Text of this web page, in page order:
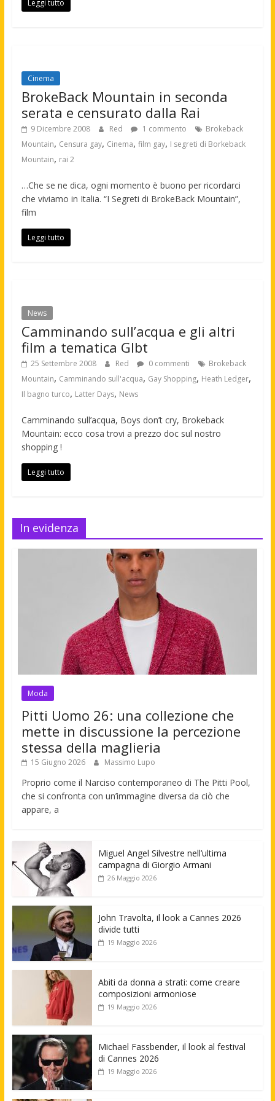
Leggi tutto
Cinema
BrokeBack Mountain in seconda
serata e censurato dalla Rai
9 Dicembre 2008 Red 1 commento
Brokeback
Mountain, Censura gay, Cinema, film gay, I segreti di Borkeback
Mountain, rai 2
…Che se ne dica, ogni momento è buono per ricordarci
che viviamo in Italia. “I Segreti di BrokeBack Mountain”,
film
Leggi tutto
News
Camminando sull’acqua e gli altri
film a tematica Glbt
25 Settembre 2008 Red 0 commenti
Brokeback
Mountain, Camminando sull'acqua, Gay Shopping, Heath Ledger,
Il bagno turco, Latter Days, News
Camminando sull’acqua, Boys don’t cry, Brokeback
Mountain: ecco cosa trovi a prezzo doc sul nostro
shopping !
Leggi tutto
In evidenza
Moda
Pitti Uomo 26: una collezione che
mette in discussione la percezione
stessa della maglieria
15 Giugno 2026 Massimo Lupo
Proprio come il Narciso contemporaneo di The Pitti Pool,
che si confronta con un’immagine diversa da ciò che
appare, a
Miguel Angel Silvestre nell’ultima
campagna di Giorgio Armani
26 Maggio 2026
John Travolta, il look a Cannes 2026
divide tutti
19 Maggio 2026
Abiti da donna a strati: come creare
composizioni armoniose
19 Maggio 2026
Michael Fassbender, il look al festival
di Cannes 2026
19 Maggio 2026